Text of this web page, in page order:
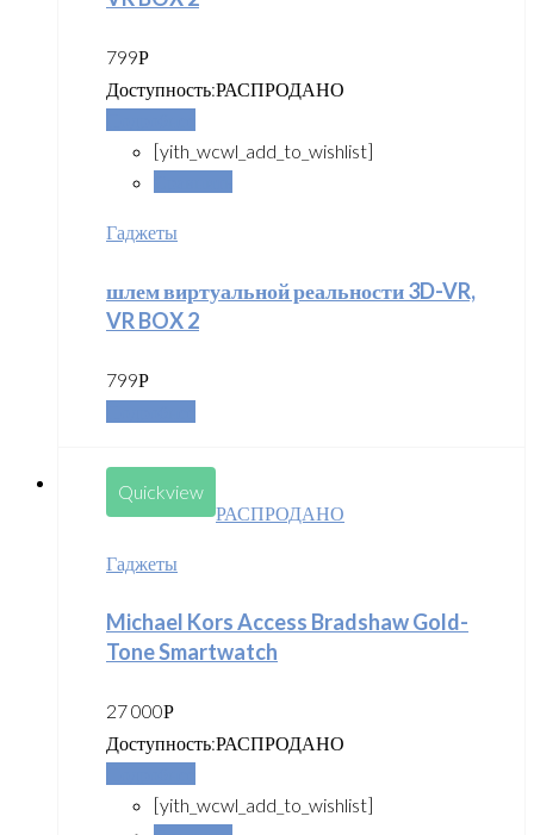
799Р
Доступность:РАСПРОДАНО
[yith_wcwl_add_to_wishlist]
Гаджеты
шлем виртуальной реальности 3D-VR,
VR BOX 2
799Р
Quickview
РАСПРОДАНО
Гаджеты
Michael Kors Access Bradshaw Gold-
Tone Smartwatch
27 000Р
Доступность:РАСПРОДАНО
[yith_wcwl_add_to_wishlist]